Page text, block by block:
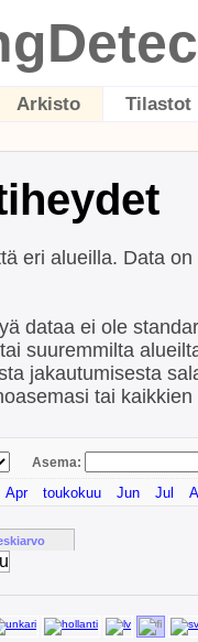
Arkisto Tilastot
eri alueilla. Data
dataa ei ole
suuremmilta
jakautumisesta
tai
Asema:
Apr toukokuu Jun Jul